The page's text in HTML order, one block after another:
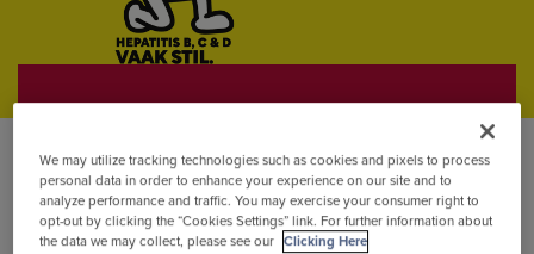
Herken de signalen en
risicofactoren
We may utilize tracking technologies such as cookies and pixels to process
personal data in order to enhance your experience on our site and to
analyze performance and traffic. You may exercise your consumer right to
opt-out by clicking the “Cookies Settings” link. For further information about
the data we may collect, please see our Clicking Here